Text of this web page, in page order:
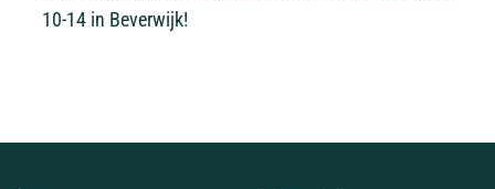
10-14 in Beverwijk!